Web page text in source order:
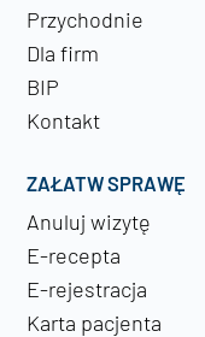
Przychodnie
Dla firm
BIP
Kontakt
ZAŁATW SPRAWĘ
Anuluj wizytę
E-recepta
E-rejestracja
Karta pacjenta